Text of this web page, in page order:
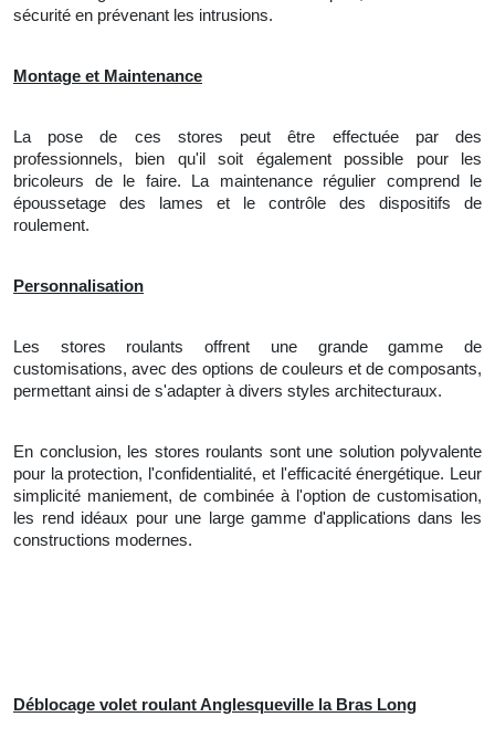
sécurité en prévenant les intrusions.
Montage et Maintenance
La pose de ces stores peut être effectuée par des
professionnels, bien qu'il soit également possible pour les
bricoleurs de le faire. La maintenance régulier comprend le
époussetage des lames et le contrôle des dispositifs de
roulement.
Personnalisation
Les stores roulants offrent une grande gamme de
customisations, avec des options de couleurs et de composants,
permettant ainsi de s'adapter à divers styles architecturaux.
En conclusion, les stores roulants sont une solution polyvalente
pour la protection, l'confidentialité, et l'efficacité énergétique. Leur
simplicité maniement, de combinée à l'option de customisation,
les rend idéaux pour une large gamme d'applications dans les
constructions modernes.
Déblocage volet roulant Anglesqueville la Bras Long